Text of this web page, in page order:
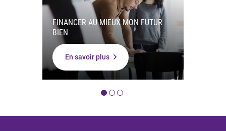
FINANCER AU MIEUX MON FUTUR
BIEN
En savoir plus